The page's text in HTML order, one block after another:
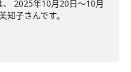
2025年10月20日〜10月
子さんです。